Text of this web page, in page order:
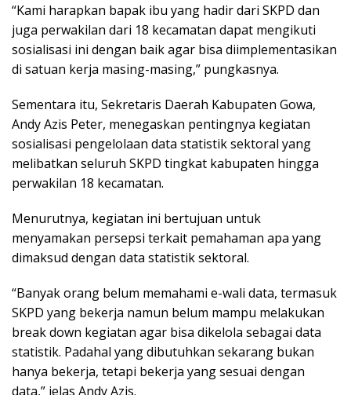
“Kami harapkan bapak ibu yang hadir dari SKPD dan
juga perwakilan dari 18 kecamatan dapat mengikuti
sosialisasi ini dengan baik agar bisa diimplementasikan
di satuan kerja masing-masing,” pungkasnya.
Sementara itu, Sekretaris Daerah Kabupaten Gowa,
Andy Azis Peter, menegaskan pentingnya kegiatan
sosialisasi pengelolaan data statistik sektoral yang
melibatkan seluruh SKPD tingkat kabupaten hingga
perwakilan 18 kecamatan.
Menurutnya, kegiatan ini bertujuan untuk
menyamakan persepsi terkait pemahaman apa yang
dimaksud dengan data statistik sektoral.
“Banyak orang belum memahami e-wali data, termasuk
SKPD yang bekerja namun belum mampu melakukan
break down kegiatan agar bisa dikelola sebagai data
statistik. Padahal yang dibutuhkan sekarang bukan
hanya bekerja, tetapi bekerja yang sesuai dengan
data,” jelas Andy Azis.